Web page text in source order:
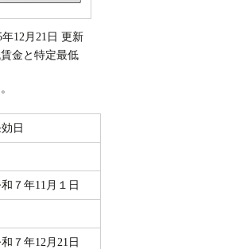
年12月21日 更新
金と特定最低
日
７年11月１日
７年12月21日